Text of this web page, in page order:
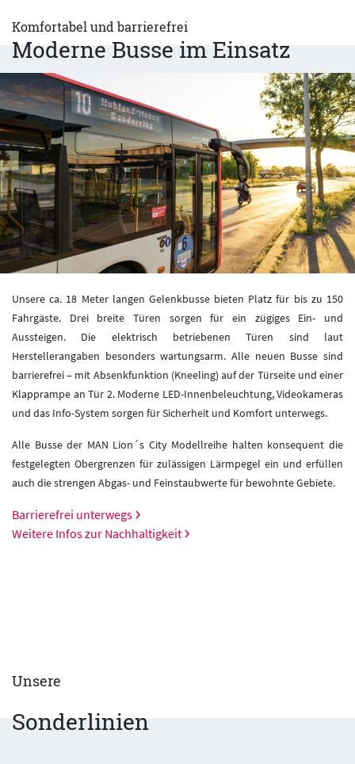
Komfortabel und barrierefrei
Moderne Busse im Einsatz
Unsere ca. 18 Meter langen Gelenkbusse bieten Platz für bis zu 150
Fahrgäste. Drei breite Türen sorgen für ein zügiges Ein- und
Aussteigen. Die elektrisch betriebenen Türen sind laut
Herstellerangaben besonders wartungsarm. Alle neuen Busse sind
barrierefrei – mit Absenkfunktion (Kneeling) auf der Türseite und einer
Klapprampe an Tür 2. Moderne LED-Innenbeleuchtung, Videokameras
und das Info-System sorgen für Sicherheit und Komfort unterwegs.
Alle Busse der MAN Lion´s City Modellreihe halten konsequent die
festgelegten Obergrenzen für zulässigen Lärmpegel ein und erfüllen
auch die strengen Abgas- und Feinstaubwerte für bewohnte Gebiete.
Barrierefrei unterwegs
Weitere Infos zur Nachhaltigkeit
Unsere
Sonderlinien